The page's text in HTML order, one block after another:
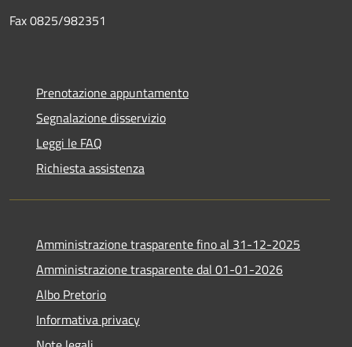
Fax 0825/982351
Prenotazione appuntamento
Segnalazione disservizio
Leggi le FAQ
Richiesta assistenza
Amministrazione trasparente fino al 31-12-2025
Amministrazione trasparente dal 01-01-2026
Albo Pretorio
Informativa privacy